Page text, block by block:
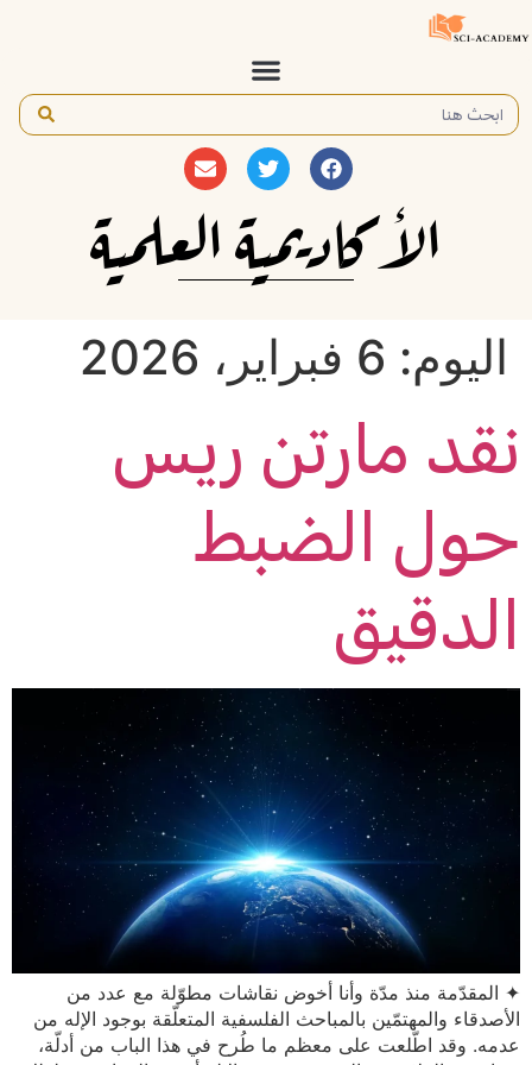
الأكاديمية العلمية
اليوم: 6 فبراير، 2026
نقد مارتن ريس
حول الضبط
الدقيق
✦ المقدّمة منذ مدّة وأنا أخوض نقاشات مطوّلة مع عدد من
الأصدقاء والمهتمّين بالمباحث الفلسفية المتعلّقة بوجود الإله من
عدمه. وقد اطّلعت على معظم ما طُرح في هذا الباب من أدلّة،